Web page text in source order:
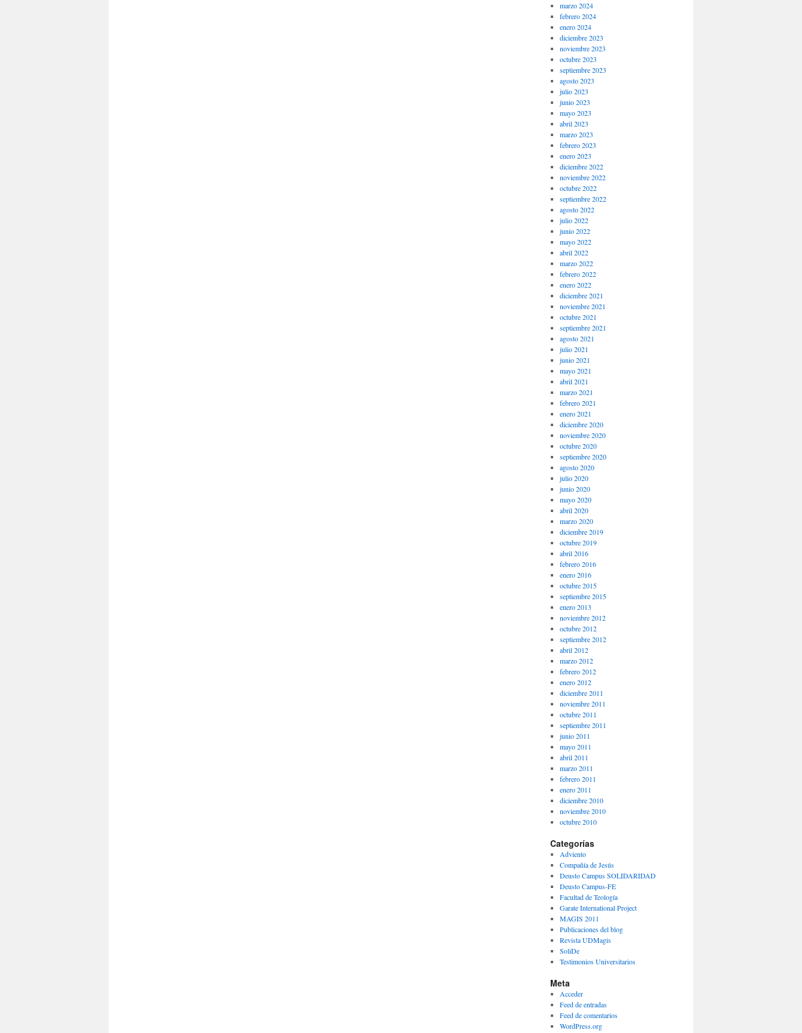
marzo 2024
febrero 2024
enero 2024
diciembre 2023
noviembre 2023
octubre 2023
septiembre 2023
agosto 2023
julio 2023
junio 2023
mayo 2023
abril 2023
marzo 2023
febrero 2023
enero 2023
diciembre 2022
noviembre 2022
octubre 2022
septiembre 2022
agosto 2022
julio 2022
junio 2022
mayo 2022
abril 2022
marzo 2022
febrero 2022
enero 2022
diciembre 2021
noviembre 2021
octubre 2021
septiembre 2021
agosto 2021
julio 2021
junio 2021
mayo 2021
abril 2021
marzo 2021
febrero 2021
enero 2021
diciembre 2020
noviembre 2020
octubre 2020
septiembre 2020
agosto 2020
julio 2020
junio 2020
mayo 2020
abril 2020
marzo 2020
diciembre 2019
octubre 2019
abril 2016
febrero 2016
enero 2016
octubre 2015
septiembre 2015
enero 2013
noviembre 2012
octubre 2012
septiembre 2012
abril 2012
marzo 2012
febrero 2012
enero 2012
diciembre 2011
noviembre 2011
octubre 2011
septiembre 2011
junio 2011
mayo 2011
abril 2011
marzo 2011
febrero 2011
enero 2011
diciembre 2010
noviembre 2010
octubre 2010
Categorías
Adviento
Compañía de Jesús
Deusto Campus SOLIDARIDAD
Deusto Campus-FE
Facultad de Teología
Garate International Project
MAGIS 2011
Publicaciones del blog
Revista UDMagis
SoliDe
Testimonios Universitarios
Meta
Acceder
Feed de entradas
Feed de comentarios
WordPress.org